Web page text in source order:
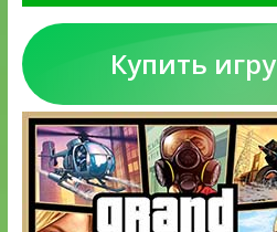
Купить игру